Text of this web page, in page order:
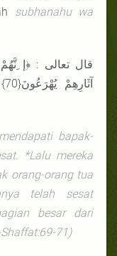
subhanahu wa
bapak-
*Lalu mereka
orang-orang tua
telah sesat
besar dari
:69-71)